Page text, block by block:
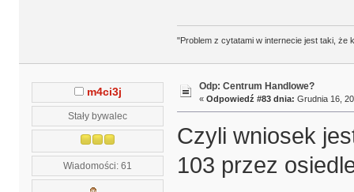
"Problem z cytatami w internecie jest taki, że
m4ci3j
Stały bywalec
Wiadomości: 61
Odp: Centrum Handlowe?
« Odpowiedź #83 dnia: Grudnia 16,
Czyli wniosek
103 przez